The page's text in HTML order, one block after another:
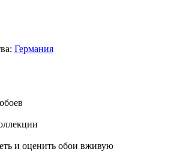
Германия
и оценить обои вживую